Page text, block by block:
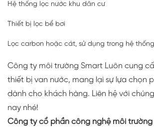
Hệ thống lọc nước khu dân cư
Thiết bị lọc bể bơi
Lọc carbon hoặc cát, sử dụng trong hệ
Công ty môi trường Smart Luôn cung
thiết bị van nước, mang lại sự lựa chọn
dành cho khách hàng. Liên hệ với
nay nhé!
Công ty cổ phần công nghệ môi trường